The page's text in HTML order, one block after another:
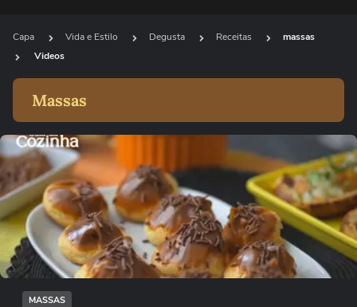
Capa Vida e Estilo Degusta Receitas
massas
Videos
Massas
Ops!
Não foi possível reproduzir o vídeo
Tentar novamente
MASSAS